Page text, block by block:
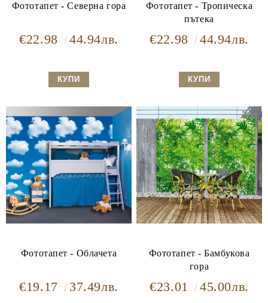
Фототапет - Северна гора
€22.98 44.94лв.
Фототапет - Тропическа
пътека
€22.98 44.94лв.
Фототапет - Облачета
€19.17 37.49лв.
Фототапет - Бамбукова
гора
€23.01 45.00лв.